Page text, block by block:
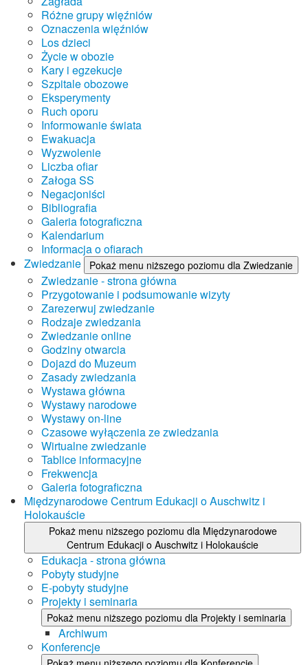
Różne grupy więźniów
Oznaczenia więźniów
Los dzieci
Życie w obozie
Kary i egzekucje
Szpitale obozowe
Eksperymenty
Ruch oporu
Informowanie świata
Ewakuacja
Wyzwolenie
Liczba ofiar
Załoga SS
Negacjoniści
Bibliografia
Galeria fotograficzna
Kalendarium
Informacja o ofiarach
Zwiedzanie
Pokaż menu niższego poziomu dla Zwiedzanie
Zwiedzanie - strona główna
Przygotowanie i podsumowanie wizyty
Zarezerwuj zwiedzanie
Rodzaje zwiedzania
Zwiedzanie online
Godziny otwarcia
Dojazd do Muzeum
Zasady zwiedzania
Wystawa główna
Wystawy narodowe
Wystawy on-line
Czasowe wyłączenia ze zwiedzania
Wirtualne zwiedzanie
Tablice informacyjne
Frekwencja
Galeria fotograficzna
Międzynarodowe Centrum Edukacji o Auschwitz i
Holokauście
Pokaż menu niższego poziomu dla Międzynarodowe
Centrum Edukacji o Auschwitz i Holokauście
Edukacja - strona główna
Pobyty studyjne
E-pobyty studyjne
Projekty i seminaria
Pokaż menu niższego poziomu dla Projekty i seminaria
Archiwum
Konferencje